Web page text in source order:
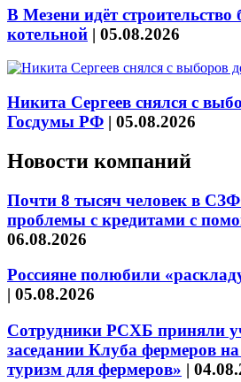
В Мезени идёт
котельной | 05.08.2026
Никита Сергеев снялся с
Госдумы РФ | 05.08.2026
Новости компаний
Почти 8 тысяч человек в
проблемы с кредитами с
06.08.2026
Россияне полюбили
| 05.08.2026
Сотрудники РСХБ приняли
заседании Клуба фермеров
туризм для фермеров» |